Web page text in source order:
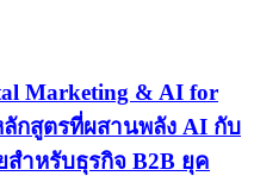
Marketing & AI for
ลักสูตรที่ผสานพลัง AI กับ
ำหรับธุรกิจ B2B ยุค